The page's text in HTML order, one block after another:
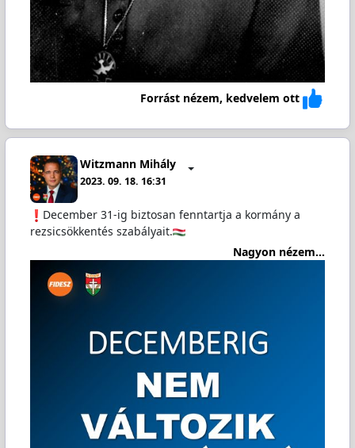
Forrást nézem, kedvelem ott
Witzmann Mihály
2023. 09. 18. 16:31
December 31-ig biztosan fenntartja a kormány a
rezsicsökkentés szabályait.
Nagyon nézem...